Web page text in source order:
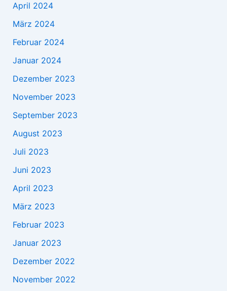
April 2024
März 2024
Februar 2024
Januar 2024
Dezember 2023
November 2023
September 2023
August 2023
Juli 2023
Juni 2023
April 2023
März 2023
Februar 2023
Januar 2023
Dezember 2022
November 2022